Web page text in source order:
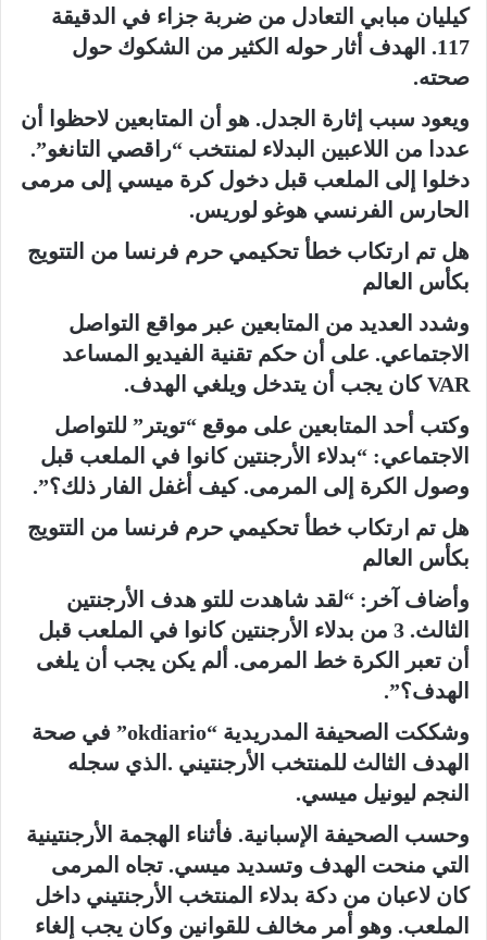
كيليان مبابي التعادل من ضربة جزاء في الدقيقة
117. الهدف أثار حوله الكثير من الشكوك حول
صحته.
ويعود سبب إثارة الجدل. هو أن المتابعين لاحظوا أن
عددا من اللاعبين البدلاء لمنتخب “راقصي التانغو”.
دخلوا إلى الملعب قبل دخول كرة ميسي إلى مرمى
الحارس الفرنسي هوغو لوريس.
هل تم ارتكاب خطأ تحكيمي حرم فرنسا من التتويج
بكأس العالم
وشدد العديد من المتابعين عبر مواقع التواصل
الاجتماعي. على أن حكم تقنية الفيديو المساعد
VAR كان يجب أن يتدخل ويلغي الهدف.
وكتب أحد المتابعين على موقع “تويتر” للتواصل
الاجتماعي: “بدلاء الأرجنتين كانوا في الملعب قبل
وصول الكرة إلى المرمى. كيف أغفل الفار ذلك؟”.
هل تم ارتكاب خطأ تحكيمي حرم فرنسا من التتويج
بكأس العالم
وأضاف آخر: “لقد شاهدت للتو هدف الأرجنتين
الثالث. 3 من بدلاء الأرجنتين كانوا في الملعب قبل
أن تعبر الكرة خط المرمى. ألم يكن يجب أن يلغى
الهدف؟”.
وشككت الصحيفة المدريدية “okdiario” في صحة
الهدف الثالث للمنتخب الأرجنتيني .الذي سجله
النجم ليونيل ميسي.
وحسب الصحيفة الإسبانية. فأثناء الهجمة الأرجنتينية
التي منحت الهدف وتسديد ميسي. تجاه المرمى
كان لاعبان من دكة بدلاء المنتخب الأرجنتيني داخل
الملعب. وهو أمر مخالف للقوانين وكان يجب إلغاء